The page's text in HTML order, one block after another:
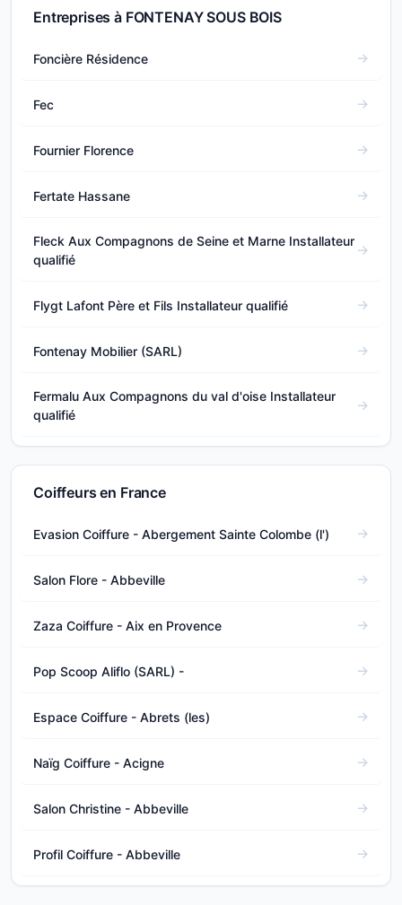
Entreprises à FONTENAY SOUS BOIS
Foncière Résidence
Fec
Fournier Florence
Fertate Hassane
Fleck Aux Compagnons de Seine et Marne Installateur
qualifié
Flygt Lafont Père et Fils Installateur qualifié
Fontenay Mobilier (SARL)
Fermalu Aux Compagnons du val d'oise Installateur
qualifié
Coiffeurs en France
Evasion Coiffure - Abergement Sainte Colombe (l')
Salon Flore - Abbeville
Zaza Coiffure - Aix en Provence
Pop Scoop Aliflo (SARL) -
Espace Coiffure - Abrets (les)
Naïg Coiffure - Acigne
Salon Christine - Abbeville
Profil Coiffure - Abbeville